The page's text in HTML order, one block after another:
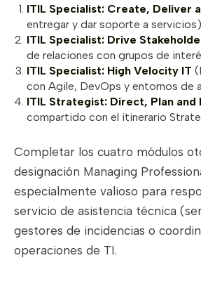
ITIL Specialist: Create, Deliver
entregar y dar soporte a
ITIL Specialist: Drive
de relaciones con grupos de
ITIL Specialist: High Velocity IT
con Agile, DevOps y entornos de
ITIL Strategist: Direct, Plan and
compartido con el itinerario
Completar los cuatro módulos
designación Managing
especialmente valioso para
servicio de asistencia técnica
gestores de incidencias o
operaciones de TI.